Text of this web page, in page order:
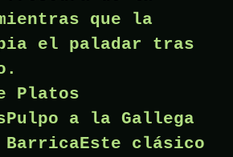
que la
el paladar tras
Platos
a la Gallega
clásico